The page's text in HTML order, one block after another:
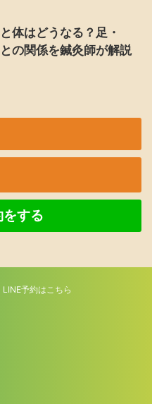
体はどうなる？足・
の関係を鍼灸師が解説
する
LINE予約はこちら